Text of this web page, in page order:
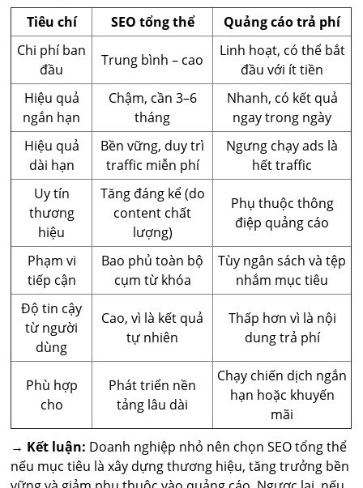
Tiêu chí
SEO tổng thể
Quảng cáo trả phí
Chi phí ban
đầu
Trung bình – cao
Linh hoạt, có thể bắt
đầu với ít tiền
Hiệu quả
ngắn hạn
Chậm, cần 3–6
tháng
Nhanh, có kết quả
ngay trong ngày
Hiệu quả
dài hạn
Bền vững, duy trì
traffic miễn phí
Ngưng chạy ads là
hết traffic
Uy tín
thương
hiệu
Tăng đáng kể (do
content chất
lượng)
Phụ thuộc thông
điệp quảng cáo
Phạm vi
tiếp cận
Bao phủ toàn bộ
cụm từ khóa
Tùy ngân sách và tệp
nhắm mục tiêu
Độ tin cậy
từ người
dùng
Cao, vì là kết quả
tự nhiên
Thấp hơn vì là nội
dung trả phí
Phù hợp
cho
Phát triển nền
tảng lâu dài
Chạy chiến dịch ngắn
hạn hoặc khuyến
mãi
→ Kết luận: Doanh nghiệp nhỏ nên chọn SEO tổng thể
nếu mục tiêu là xây dựng thương hiệu, tăng trưởng bền